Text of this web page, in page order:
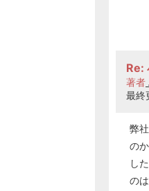
Re:
著者
最終
弊
の
し
の